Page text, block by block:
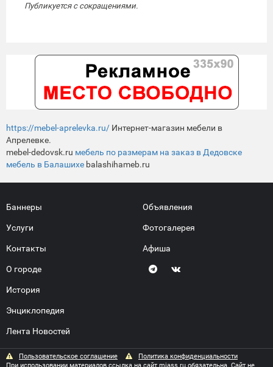
Публикуется с сокращениями.
https://mebel-aprelevka.ru/ Интернет-магазин мебели в
Апрелевке.
mebel-dedovsk.ru мебель по размерам на заказ в Дедовске
мебель в Балашихе balashihameb.ru
Баннеры
Услуги
Контакты
О городе
История
Энциклопедия
Лента Новостей
Объявления
Фотогалерея
Афиша
Пользовательское соглашение
Политика конфиденциальности
При использовании материалов ссылка на сайт miass.ru обязательна. Сайт не